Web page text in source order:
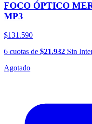
FOCO ÓPTICO
MP3
$131.590
6 cuotas de $21.932 Sin
Agotado